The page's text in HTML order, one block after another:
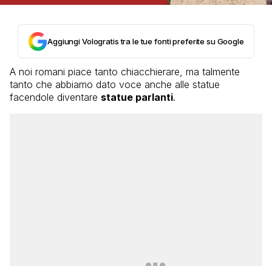
Aggiungi Vologratis tra le tue fonti preferite su Google
A noi romani piace tanto chiacchierare, ma talmente
tanto che abbiamo dato voce anche alle statue
facendole diventare statue parlanti.